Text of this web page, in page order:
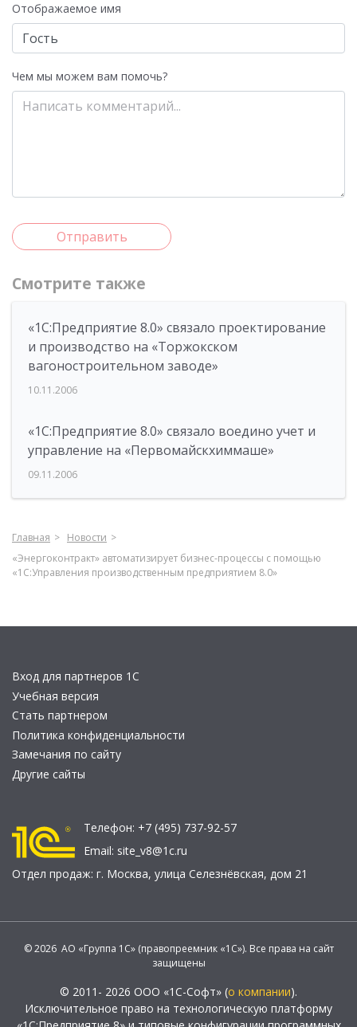
Отображаемое имя
Чем мы можем вам помочь?
Отправить
Смотрите также
«1С:Предприятие 8.0» связало проектирование
и производство на «Торжокском
вагоностроительном заводе»
10.11.2006
«1С:Предприятие 8.0» связало воедино учет и
управление на «Первомайскхиммаше»
09.11.2006
Главная
Новости
«Энергоконтракт» автоматизирует бизнес-процессы с помощью
«1С:Управления производственным предприятием 8.0»
Вход для партнеров 1С
Учебная версия
Стать партнером
Политика конфиденциальности
Замечания по сайту
Другие сайты
Телефон: +7 (495) 737-92-57
Email: site_v8@1c.ru
Отдел продаж: г. Москва, улица Селезнёвская, дом 21
© 2026 АО «Группа 1С» (правопреемник «1С»). Все права на сайт
защищены
© 2011- 2026 ООО «1С-Софт» (о компании).
Исключительное право на технологическую платформу